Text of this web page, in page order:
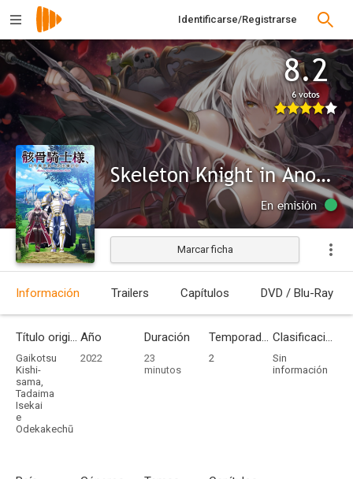
Identificarse/Registrarse
8.2
6 votos
Skeleton Knight in Another World
En emisión
Marcar ficha
Información Trailers Capítulos DVD / Blu-Ray
Título original
Gaikotsu
Kishi-
sama,
Tadaima
Isekai
e
Odekakechū
Año
2022
Duración
23
minutos
Temporadas
2
Clasificación por edades
Sin
información